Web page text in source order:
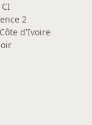
2
d'Ivoire